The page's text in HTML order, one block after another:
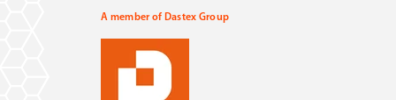
A member of Dastex Group